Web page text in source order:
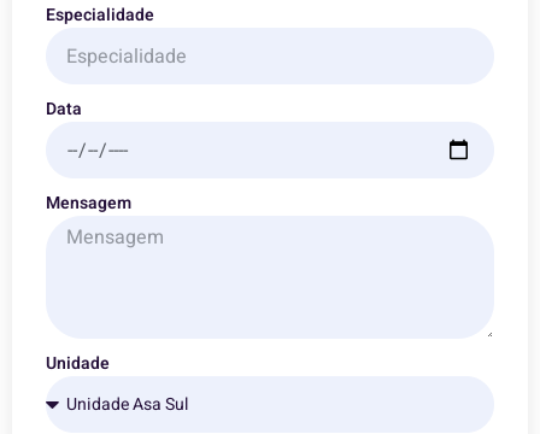
Especialidade
Data
Mensagem
Unidade